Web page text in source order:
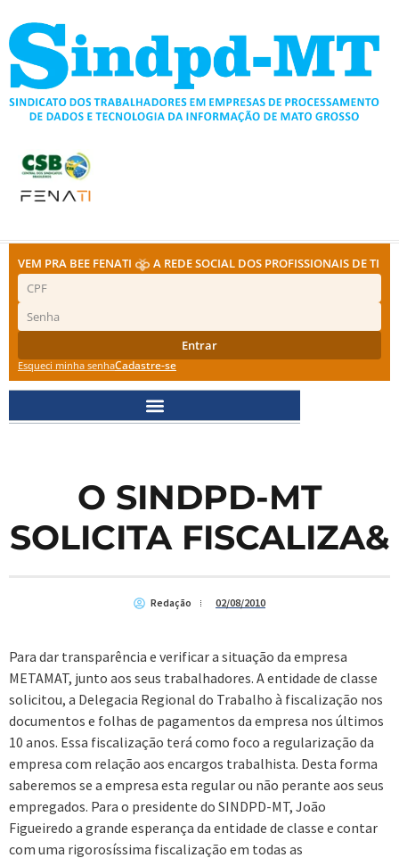
para
conteúdo
VEM PRA BEE FENATI A REDE SOCIAL DOS PROFISSIONAIS DE TI
Entrar
Esqueci minha senhaCadastre-se
O SINDPD-MT
SOLICITA FISCALIZA&
Redação 02/08/2010
Para dar transparência e verificar a situação da empresa
METAMAT, junto aos seus trabalhadores. A entidade de classe
solicitou, a Delegacia Regional do Trabalho à fiscalização nos
documentos e folhas de pagamentos da empresa nos últimos
10 anos. Essa fiscalização terá como foco a regularização da
empresa com relação aos encargos trabalhista. Desta forma
saberemos se a empresa esta regular ou não perante aos seus
empregados. Para o presidente do SINDPD-MT, João
Figueiredo a grande esperança da entidade de classe e contar
com uma rigorosíssima fiscalização em todas as